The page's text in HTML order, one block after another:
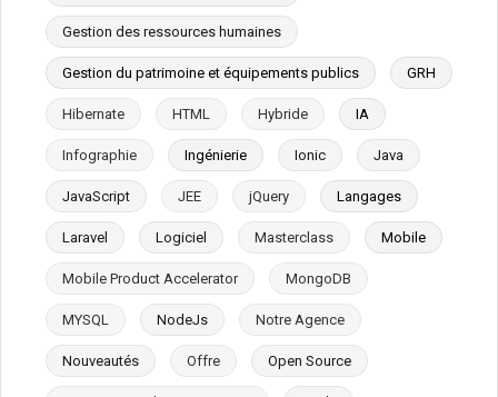
Gestion des ressources humaines
Gestion du patrimoine et équipements publics GRH
Hibernate HTML Hybride IA
Infographie Ingénierie Ionic Java
JavaScript JEE jQuery Langages
Laravel Logiciel Masterclass Mobile
Mobile Product Accelerator MongoDB
MYSQL NodeJs Notre Agence
Nouveautés Offre Open Source